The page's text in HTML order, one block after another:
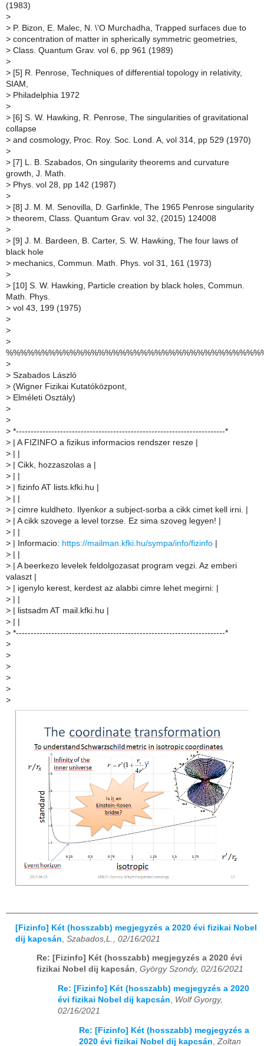
(1983)
>
> P. Bizon, E. Malec, N. \'O Murchadha, Trapped surfaces due to
> concentration of matter in spherically symmetric geometries,
> Class. Quantum Grav. vol 6, pp 961 (1989)
>
> [5] R. Penrose, Techniques of differential topology in relativity,
SIAM,
> Philadelphia 1972
>
> [6] S. W. Hawking, R. Penrose, The singularities of gravitational
collapse
> and cosmology, Proc. Roy. Soc. Lond. A, vol 314, pp 529 (1970)
>
> [7] L. B. Szabados, On singularity theorems and curvature
growth, J. Math.
> Phys. vol 28, pp 142 (1987)
>
> [8] J. M. M. Senovilla, D. Garfinkle, The 1965 Penrose singularity
> theorem, Class. Quantum Grav. vol 32, (2015) 124008
>
> [9] J. M. Bardeen, B. Carter, S. W. Hawking, The four laws of
black hole
> mechanics, Commun. Math. Phys. vol 31, 161 (1973)
>
> [10] S. W. Hawking, Particle creation by black holes, Commun.
Math. Phys.
> vol 43, 199 (1975)
>
>
>
>
> Szabados László
> (Wigner Fizikai Kutatóközpont,
> Elméleti Osztály)
>
>
> *-----------------------------------------------------------------------*
> | A FIZINFO a fizikus informacios rendszer resze |
>
> | Cikk, hozzaszolas a |
>
> | fizinfo AT lists.kfki.hu |
>
> | cimre kuldheto. Ilyenkor a subject-sorba a cikk cimet kell irni. |
> | A cikk szovege a level torzse. Ez sima szoveg legyen! |
>
> | Informacio: https://mailman.kfki.hu/sympa/info/fizinfo
>
> | A beerkezo levelek feldolgozasat program vegzi. Az emberi
valaszt |
> | igenylo kerest, kerdest az alabbi cimre lehet megirni: |
>
> | listsadm AT mail.kfki.hu |
>
> *-----------------------------------------------------------------------*
>
>
>
>
>
>
[Fizinfo] Két (hosszabb) megjegyzés a 2020 évi fizikai Nobel
dij kapcsán Szabados,L., 02/16/2021
Re: [Fizinfo] Két (hosszabb) megjegyzés a 2020 évi
fizikai Nobel dij kapcsán, György Szondy, 02/16/2021
Re: [Fizinfo] Két (hosszabb) megjegyzés a 2020
évi fizikai Nobel dij kapcsán, Wolf Gyorgy,
02/16/2021
Re: [Fizinfo] Két (hosszabb) megjegyzés a
2020 évi fizikai Nobel dij kapcsán Zoltan